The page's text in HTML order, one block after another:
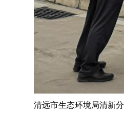
清远市生态环境局清新